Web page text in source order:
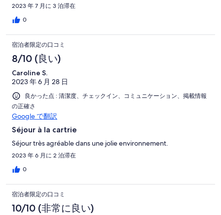
2023 年 7 月に 3 泊滞在
0
宿泊者限定の口コミ
8/10 (良い)
Caroline S.
2023 年 6 月 28 日
良かった点 : 清潔度、チェックイン、コミュニケーション、掲載情報
の正確さ
Google で翻訳
Séjour à la cartrie
Séjour très agréable dans une jolie environnement.
2023 年 6 月に 2 泊滞在
0
宿泊者限定の口コミ
10/10 (非常に良い)